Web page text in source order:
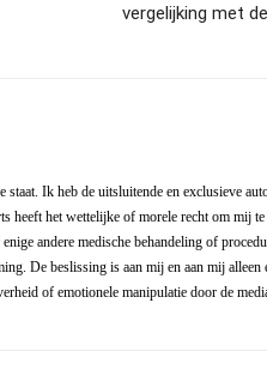
vergelijking met
staat. Ik heb de uitsluitende en exclusieve
heeft het wettelijke of morele recht om mij
andere medische behandeling of
De beslissing is aan mij en aan mij
of emotionele manipulatie door de